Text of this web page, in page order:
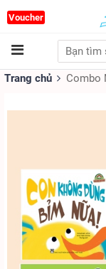
Voucher
Trang chủ Combo